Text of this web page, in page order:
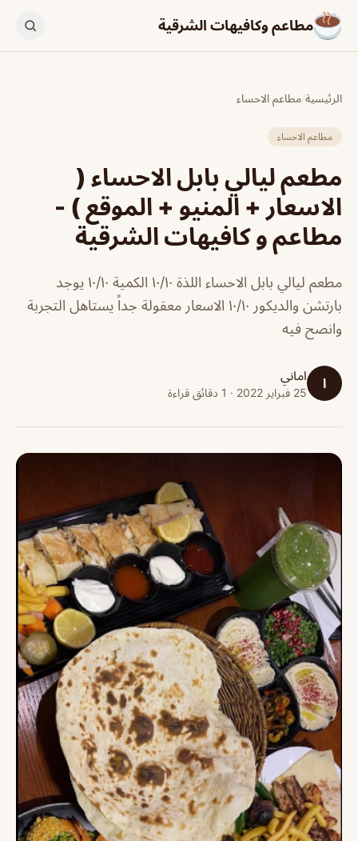
مطاعم وكافيهات الشرقية
الرئيسية/مطاعم الاحساء
مطاعم الاحساء
مطعم ليالي بابل الاحساء (
الاسعار + المنيو + الموقع ) -
مطاعم و كافيهات الشرقية
مطعم ليالي بابل الاحساء اللذة ١٠/١٠ الكمية ١٠/١٠ يوجد
بارتشن والديكور ١٠/١٠ الاسعار معقولة جداً يستاهل التجربة
وانصح فيه
ا اماني
25 فبراير 2022 · 1 دقائق قراءة